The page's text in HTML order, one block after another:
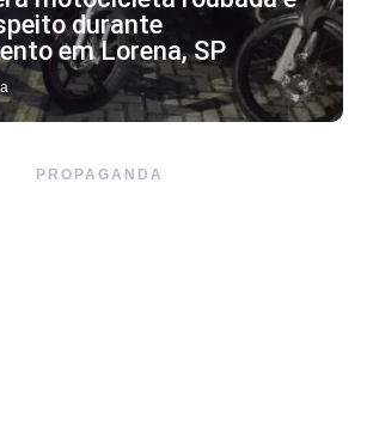
durante
em Lorena, SP
PROPAGANDA